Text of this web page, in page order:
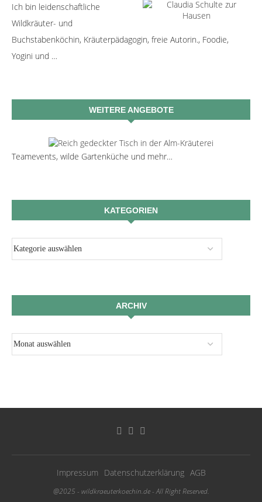
Ich bin leidenschaftliche
Wildkräuter- und
Buchstabenköchin, Kräuterpädagogin, freie Autorin., Foodie,
Yogini und …
WEITERE ANGEBOTE
Teamevents, wilde Gartenküche und mehr…
KATEGORIEN
ARCHIV
Impressum Datenschutzerklärung AGB
@2025 - wildkraeuterkoechin.de - All Right Reserved.